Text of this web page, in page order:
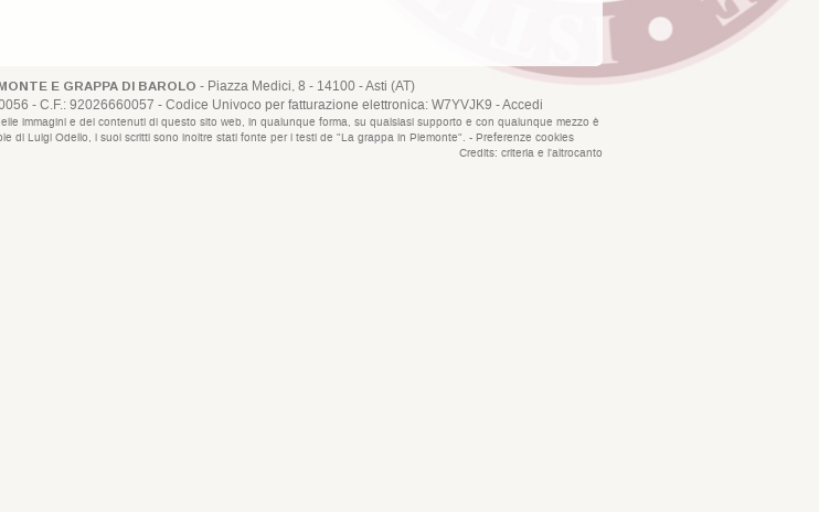
E GRAPPA DI BAROLO - Piazza Medici, 8 - 14100 - Asti (AT)
- C.F.: 92026660057 - Codice Univoco per fatturazione elettronica: W7YVJK9 -Accedi
immagini e dei contenuti di questo sito web, in qualunque forma, su qualsiasi supporto e con qualunque mezzo è
di Luigi Odello, i suoi scritti sono inoltre stati fonte per i testi de "La grappa in Piemonte". - Preferenze cookies
Credits: criteriae l'altrocanto